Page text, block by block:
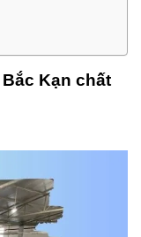
Kạn chất